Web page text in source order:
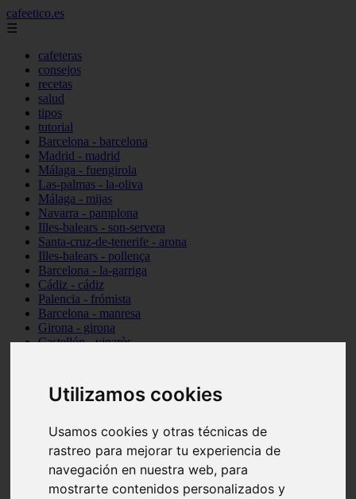
Utilizamos cookies
Usamos cookies y otras técnicas de
rastreo para mejorar tu experiencia de
navegación en nuestra web, para
mostrarte contenidos personalizados y
cafeetico.es
☰
cafeteras
consejos
recetas
salud
tipos
tutorial
Barcelona - barcelona
Madrid - madrid
Málaga - fuengirola
Las-palmas - la-oliva
Málaga - mijas
Navarra - pamplona
Illes-balears - son-servera
Santa-cruz-de-tenerife - arona
Illes-balears - pollença
Barcelona - la-garriga
Cádiz - cádiz
Palencia - frómista
Barcelona - manresa
Girona - girona
Castellón - vinaròs
Málaga - nerja
Girona - blanes
Málaga - marbella
Asturias - gijón
Girona - figueres
Alicante - santa-pola